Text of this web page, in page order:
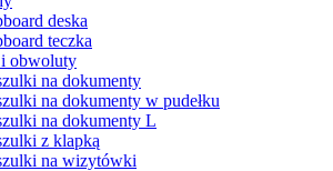
deska
teczka
obwoluty
na dokumenty
na dokumenty w pudełku
na dokumenty L
z klapką
na wizytówki